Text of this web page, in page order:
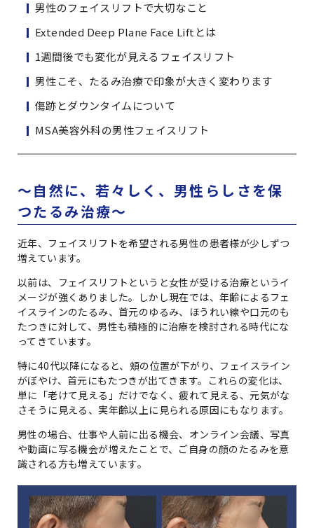
男性のフェイスリフトで大切なこと
Extended Deep Plane Face Liftとは
1週間後でも変化が見えるフェイスリフト
男性こそ、たるみ治療で印象が大きく変わります
傷跡とダウンタイムについて
MSA美容外科の男性フェイスリフト
〜自然に、若々しく、男性らしさを保
つたるみ治療〜
近年、フェイスリフトを希望される男性の患者様が少しずつ
増えています。
以前は、フェイスリフトというと女性が受ける治療というイ
メージが強くありました。しかし現在では、年齢によるフェ
イスラインのたるみ、首元のゆるみ、ほうれい線や口元のも
たつきに対して、男性も積極的に治療を検討される時代にな
ってきています。
特に40代以降になると、頬の位置が下がり、フェイスライン
がぼやけ、首元にもたつきが出てきます。これらの変化は、
単に「老けて見える」だけでなく、疲れて見える、元気がな
さそうに見える、実年齢以上に見られる原因にもなります。
男性の場合、仕事や人前に出る機会、オンライン会議、写真
や動画に写る機会が増えたことで、ご自身の顔のたるみを意
識される方も増えています。